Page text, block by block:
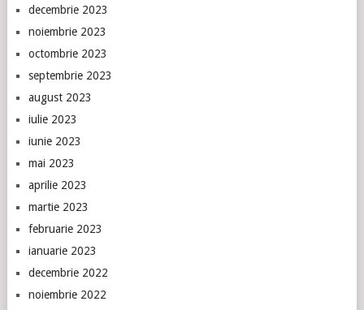
decembrie 2023
noiembrie 2023
octombrie 2023
septembrie 2023
august 2023
iulie 2023
iunie 2023
mai 2023
aprilie 2023
martie 2023
februarie 2023
ianuarie 2023
decembrie 2022
noiembrie 2022